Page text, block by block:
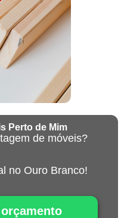
Perto de Mim
de móveis?
no Ouro Branco!